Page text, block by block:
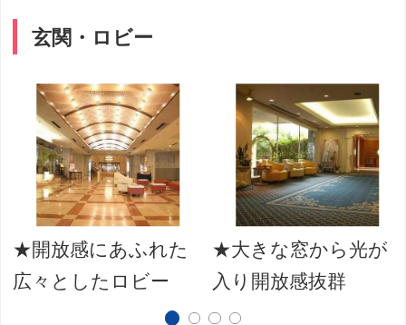
玄関・ロビー
★開放感にあふれた
広々としたロビー
★大きな窓から光が
入り開放感抜群